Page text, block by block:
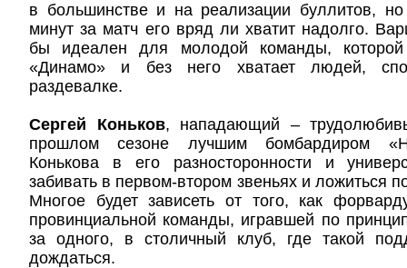
в большинстве и на реализации буллитов,
минут за матч его вряд ли хватит надолго.
бы идеален для молодой команды,
«Динамо» и без него хватает людей,
раздевалке.
Сергей Коньков, нападающий –
прошлом сезоне лучшим бомбардиром
Конькова в его разносторонности и
забивать в первом-втором звеньях и ложиться
Многое будет зависеть от того, как
провинциальной команды, игравшей по
за одного, в столичный клуб, где такой
дождаться.